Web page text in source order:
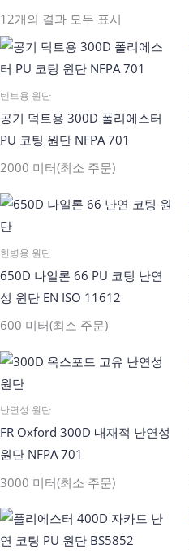
12개의 결과 모두 표시
텐트용 원단
공기 덕트용 300D 폴리에스터
PU 코팅 원단 NFPA 701
2000 미터(최소 주문)
헌병용 원단
650D 나일론 66 PU 코팅 난연
성 원단 EN ISO 11612
600 미터(최소 주문)
난연성 원단
FR Oxford 300D 내재적 난연성
원단 NFPA 701
3000 미터(최소 주문)